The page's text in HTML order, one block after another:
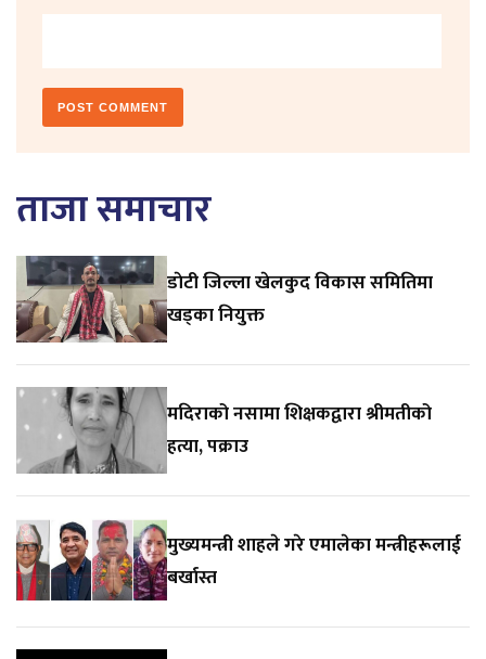
ताजा समाचार
डाेटी जिल्ला खेलकुद विकास समितिमा
खड्का नियुक्त
मदिराको नसामा शिक्षकद्वारा श्रीमतीको
हत्या, पक्राउ
मुख्यमन्त्री शाहले गरे एमालेका मन्त्रीहरूलाई
बर्खास्त